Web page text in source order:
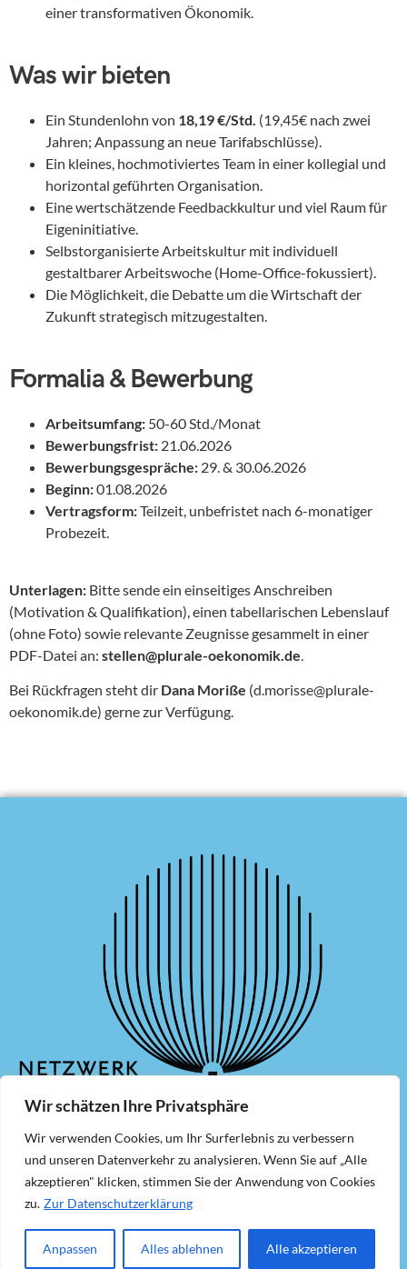
Wir schätzen Ihre Privatsphäre
Wir verwenden Cookies, um Ihr Surferlebnis zu verbessern
und unseren Datenverkehr zu analysieren. Wenn Sie auf „Alle
akzeptieren" klicken, stimmen Sie der Anwendung von Cookies
zu. Zur Datenschutzerklärung
Anpassen Alles ablehnen Alle akzeptieren
einer transformativen Ökonomik.
Was wir bieten
Ein Stundenlohn von 18,19 €/Std. (19,45€ nach zwei
Jahren; Anpassung an neue Tarifabschlüsse).
Ein kleines, hochmotiviertes Team in einer kollegial und
horizontal geführten Organisation.
Eine wertschätzende Feedbackkultur und viel Raum für
Eigeninitiative.
Selbstorganisierte Arbeitskultur mit individuell
gestaltbarer Arbeitswoche (Home-Office-fokussiert).
Die Möglichkeit, die Debatte um die Wirtschaft der
Zukunft strategisch mitzugestalten.
Formalia & Bewerbung
Arbeitsumfang: 50-60 Std./Monat
Bewerbungsfrist: 21.06.2026
Bewerbungsgespräche: 29. & 30.06.2026
Beginn:01.08.2026
Vertragsform:Teilzeit, unbefristet nach 6-monatiger
Probezeit.
Unterlagen: Bitte sende ein einseitiges Anschreiben
(Motivation & Qualifikation), einen tabellarischen Lebenslauf
(ohne Foto) sowie relevante Zeugnisse gesammelt in einer
PDF-Datei an: stellen@plurale-oekonomik.de
Bei Rückfragen steht dir Dana Moriße (d.morisse@plurale-
oekonomik.de) gerne zur Verfügung.
Mitglied werden
Newsletter
Kontakt
Datenschutzerklärung